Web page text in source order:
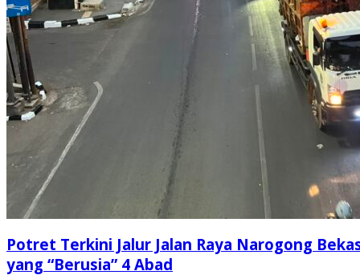
Potret Terkini Jalur Jalan Raya Narogong
yang “Berusia” 4 Abad